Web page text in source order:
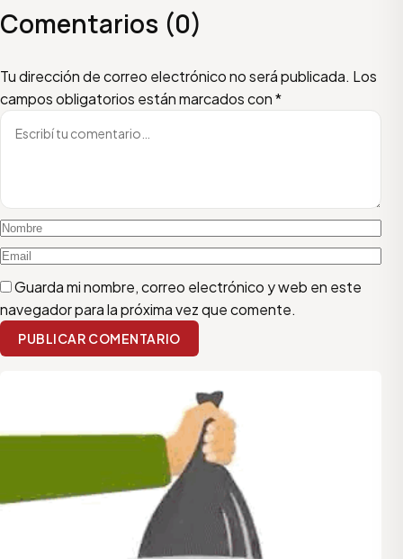
Comentarios (0)
Tu dirección de correo electrónico no será publicada. Los
campos obligatorios están marcados con*
Escribí tu comentario
Nombre
Email
Guarda mi nombre, correo electrónico y web en este
navegador para la próxima vez que comente.
PUBLICAR COMENTARIO